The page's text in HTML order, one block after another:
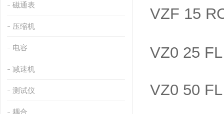
磁通表
压缩机
电容
减速机
测试仪
耦合
VZF 15
VZ0 25
VZ0 50